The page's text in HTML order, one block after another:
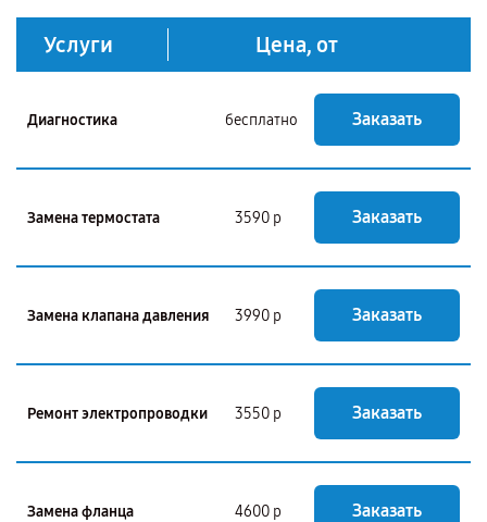
Услуги Цена, от
Диагностика бесплатно Заказать
Замена термостата 3590 р Заказать
Замена клапана давления 3990 р Заказать
Ремонт электропроводки 3550 р Заказать
Замена фланца 4600 р Заказать